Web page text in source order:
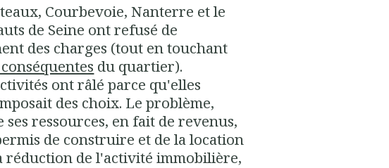
Courbevoie, Nanterre et le
de Seine ont refusé de
des charges (tout en touchant
du quartier).
ont râlé parce qu'elles
des choix. Le problème,
ressources, en fait de revenus,
de construire et de la location
réduction de l'activité immobilière,